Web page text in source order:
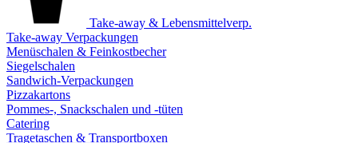
Take-away & Lebensmittelverp.
Take-away Verpackungen
Menüschalen & Feinkostbecher
Siegelschalen
Sandwich-Verpackungen
Pizzakartons
Pommes-, Snackschalen und -tüten
Catering
Tragetaschen & Transportboxen